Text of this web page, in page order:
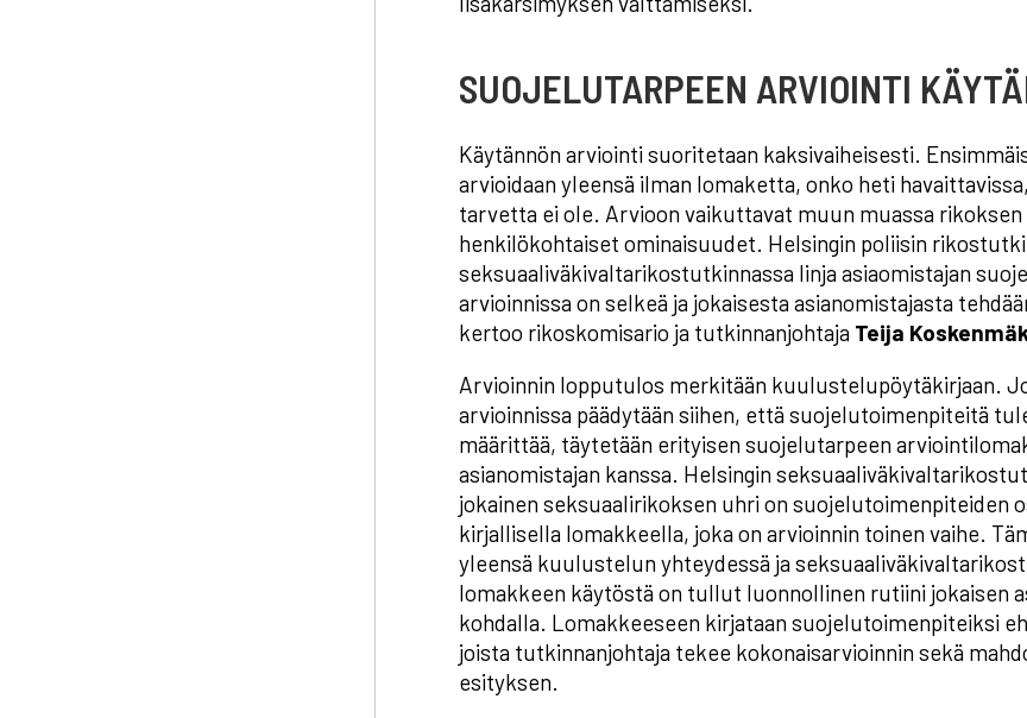
SUOJELUTARPEEN ARVIOINTI
Käytännön arviointi suoritetaan kaksivaiheisesti.
arvioidaan yleensä ilman lomaketta, onko heti
tarvetta ei ole. Arvioon vaikuttavat muun muassa rikoksen
henkilökohtaiset ominaisuudet. Helsingin poliisin
seksuaaliväkivaltarikostutkinnassa linja asiaomistajan
arvioinnissa on selkeä ja jokaisesta asianomistajasta
kertoo rikoskomisario ja tutkinnanjohtaja Teija
Arvioinnin lopputulos merkitään kuulustelupöytäkirjaan.
arvioinnissa päädytään siihen, että suojelutoimenpiteitä
määrittää, täytetään erityisen suojelutarpeen
asianomistajan kanssa. Helsingin
jokainen seksuaalirikoksen uhri on suojelutoimenpiteiden
kirjallisella lomakkeella, joka on arvioinnin toinen vaihe.
yleensä kuulustelun yhteydessä ja
lomakkeen käytöstä on tullut luonnollinen rutiini jokaisen
kohdalla. Lomakkeeseen kirjataan suojelutoimenpiteiksi
joista tutkinnanjohtaja tekee kokonaisarvioinnin sekä
esityksen.